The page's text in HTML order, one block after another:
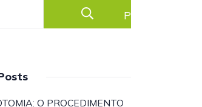
Pesquisar
O PROCEDIMENTO